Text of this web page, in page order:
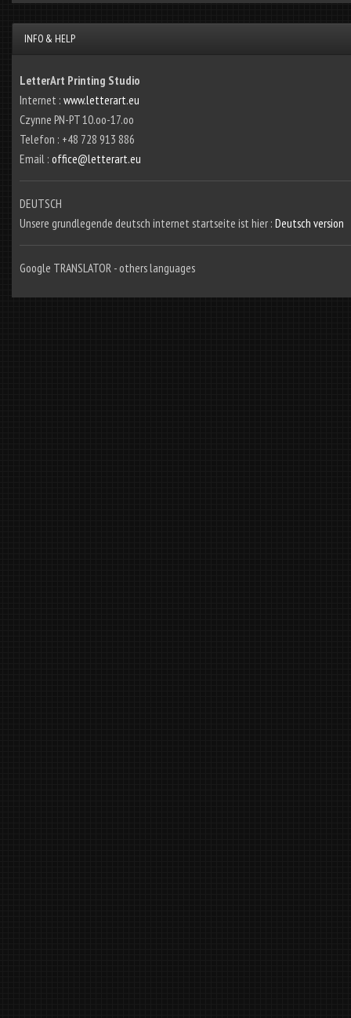
INFO & HELP
LetterArt Printing Studio
Internet : www.letterart.eu
Czynne PN-PT 10.oo-17.oo
Telefon : +48 728 913 886
Email : office@letterart.eu
DEUTSCH
Unsere grundlegende deutsch internet startseite ist hier : Deutsch version
Google TRANSLATOR - others languages